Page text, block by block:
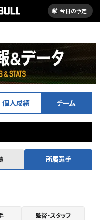
今日の予定
個人成績 チーム
所属選手
監督・スタッフ